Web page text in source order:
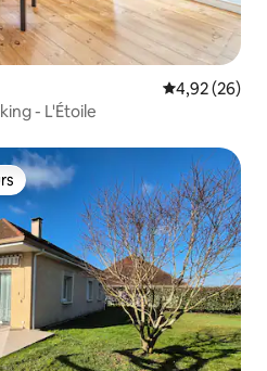
Évaluation
4,92 (26)
- L'Étoile
les plus appréciés